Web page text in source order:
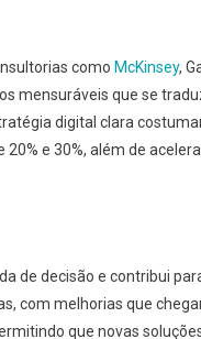
como McKinsey,
mensuráveis que se
digital clara
e 30%, além de
de decisão e contribui
com melhorias que
que novas